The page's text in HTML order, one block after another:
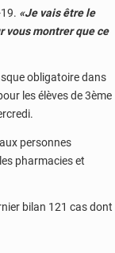
«Je vais être le
vous montrer que ce
obligatoire dans
les élèves de 3ème
personnes
pharmacies et
bilan 121 cas dont